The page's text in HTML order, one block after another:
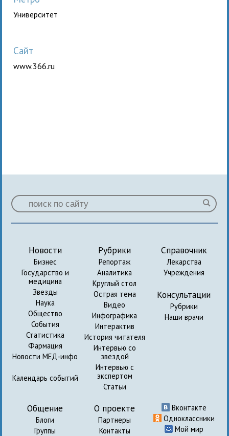
Университет
Сайт
www.366.ru
Новости
Бизнес
Государство и
медицина
Звезды
Наука
Общество
События
Статистика
Фармация
Новости МЕД-инфо
Календарь событий
Рубрики
Репортаж
Аналитика
Круглый стол
Острая тема
Видео
Инфографика
Интерактив
История читателя
Интервью со
звездой
Интервью с
экспертом
Статьи
Справочник
Лекарства
Учреждения
Консультации
Рубрики
Наши врачи
Общение
Блоги
Группы
О проекте
Партнеры
Контакты
Вконтакте
Одноклассники
Мой мир